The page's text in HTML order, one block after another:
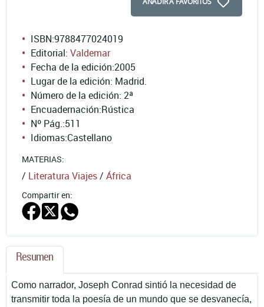
ISBN:9788477024019
Editorial: Valdemar
Fecha de la edición:2005
Lugar de la edición: Madrid.
Número de la edición: 2ª
Encuadernación:Rústica
Nº Pág.:511
Idiomas:Castellano
MATERIAS:
/ Literatura Viajes/ África
Compartir en:
Resumen
Como narrador, Joseph Conrad sintió la necesidad de
transmitir toda la poesía de un mundo que se desvanecía,